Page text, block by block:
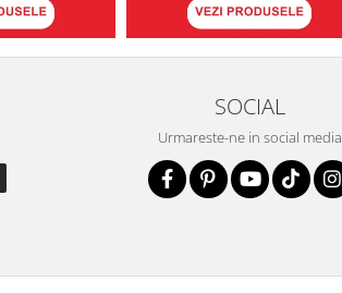
SOCIAL
Urmareste-ne in social media